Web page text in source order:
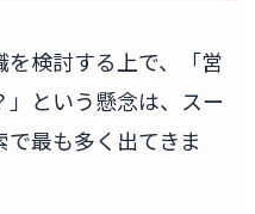
検討する上で、「営
という懸念は、スー
最も多く出てきま